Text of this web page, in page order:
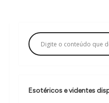
Esotéricos e videntes